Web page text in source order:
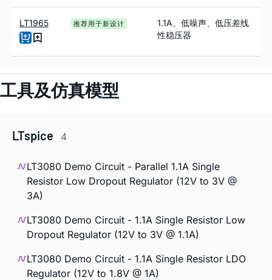
LT1965 推荐用于新设计
1.1A、低噪声、低压差线
性稳压器
工具及仿真模型
LTspice 4
LT3080 Demo Circuit - Parallel 1.1A Single
Resistor Low Dropout Regulator (12V to 3V @
3A)
LT3080 Demo Circuit - 1.1A Single Resistor Low
Dropout Regulator (12V to 3V @ 1.1A)
LT3080 Demo Circuit - 1.1A Single Resistor LDO
Regulator (12V to 1.8V @ 1A)